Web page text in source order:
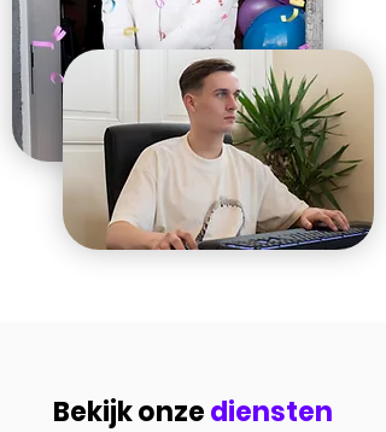
Bekijk onzediensten